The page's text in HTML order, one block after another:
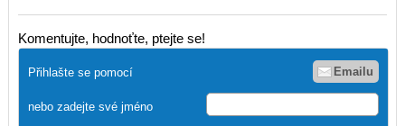
Komentujte, hodnoťte, ptejte se!
Přihlašte se pomocí Emailu
nebo zadejte své jméno